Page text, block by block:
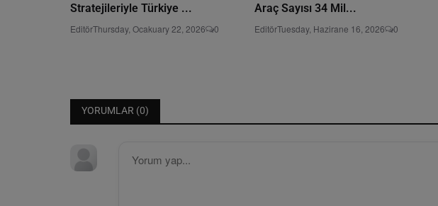
Stratejileriyle Türkiye ...
EditörThursday, Ocakuary 22, 2026 0
Araç Sayısı 34 Mil...
EditörTuesday, Hazirane 16, 2026 0
YORUMLAR (0)